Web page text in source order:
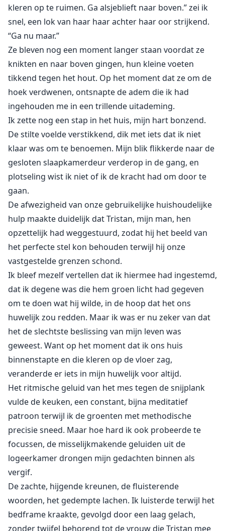
kleren op te ruimen. Ga alsjeblieft naar boven.” zei ik
snel, een lok van haar haar achter haar oor strijkend.
“Ga nu maar.”
Ze bleven nog een moment langer staan voordat ze
knikten en naar boven gingen, hun kleine voeten
tikkend tegen het hout. Op het moment dat ze om de
hoek verdwenen, ontsnapte de adem die ik had
ingehouden me in een trillende uitademing.
Ik zette nog een stap in het huis, mijn hart bonzend.
De stilte voelde verstikkend, dik met iets dat ik niet
klaar was om te benoemen. Mijn blik flikkerde naar de
gesloten slaapkamerdeur verderop in de gang, en
plotseling wist ik niet of ik de kracht had om door te
gaan.
De afwezigheid van onze gebruikelijke huishoudelijke
hulp maakte duidelijk dat Tristan, mijn man, hen
opzettelijk had weggestuurd, zodat hij het beeld van
het perfecte stel kon behouden terwijl hij onze
vastgestelde grenzen schond.
Ik bleef mezelf vertellen dat ik hiermee had ingestemd,
dat ik degene was die hem groen licht had gegeven
om te doen wat hij wilde, in de hoop dat het ons
huwelijk zou redden. Maar ik was er nu zeker van dat
het de slechtste beslissing van mijn leven was
geweest. Want op het moment dat ik ons huis
binnenstapte en die kleren op de vloer zag,
veranderde er iets in mijn huwelijk voor altijd.
Het ritmische geluid van het mes tegen de snijplank
vulde de keuken, een constant, bijna meditatief
patroon terwijl ik de groenten met methodische
precisie sneed. Maar hoe hard ik ook probeerde te
focussen, de misselijkmakende geluiden uit de
logeerkamer drongen mijn gedachten binnen als
vergif.
De zachte, hijgende kreunen, de fluisterende
woorden, het gedempte lachen. Ik luisterde terwijl het
bedframe kraakte, gevolgd door een laag gelach,
zonder twijfel behorend tot de vrouw die Tristan mee